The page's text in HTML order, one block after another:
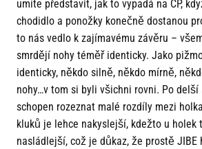
umíte představit, jak to vypadá na CP,
chodidlo a ponožky konečně dostanou
to nás vedlo k zajímavému závěru –
smrdějí nohy téměř identicky. Jako
identicky, někdo silně, někdo mírně,
nohy…v tom si byli všichni rovni. Po delší
schopen rozeznat malé rozdíly mezi
kluků je lehce nakyslejší, kdežto u holek
nasládlejší, což je důkaz, že prostě JIBE